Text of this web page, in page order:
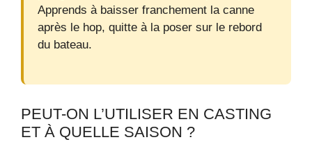
Apprends à baisser franchement la canne
après le hop, quitte à la poser sur le rebord
du bateau.
PEUT-ON L’UTILISER EN CASTING
ET À QUELLE SAISON ?